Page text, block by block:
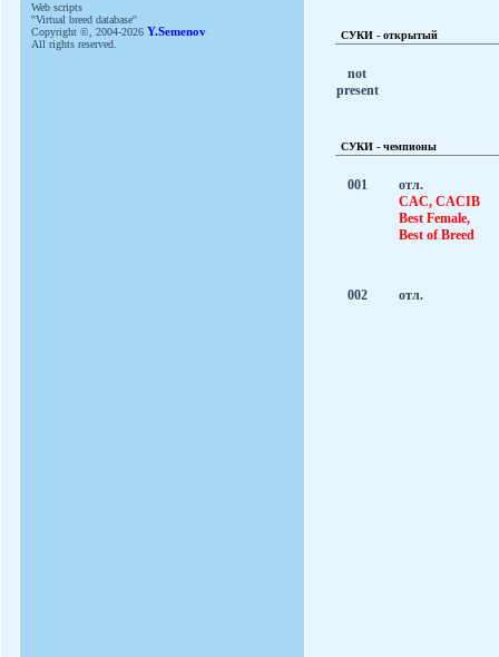
Web scripts
''Virtual breed database''
Copyright ©, 2004-2026 Y.Semenov
All rights reserved.
СУКИ - открытый
not
present
СУКИ - чемпионы
001
отл.
CAC, CACIB
Best Female,
Best of Breed
002 отл.